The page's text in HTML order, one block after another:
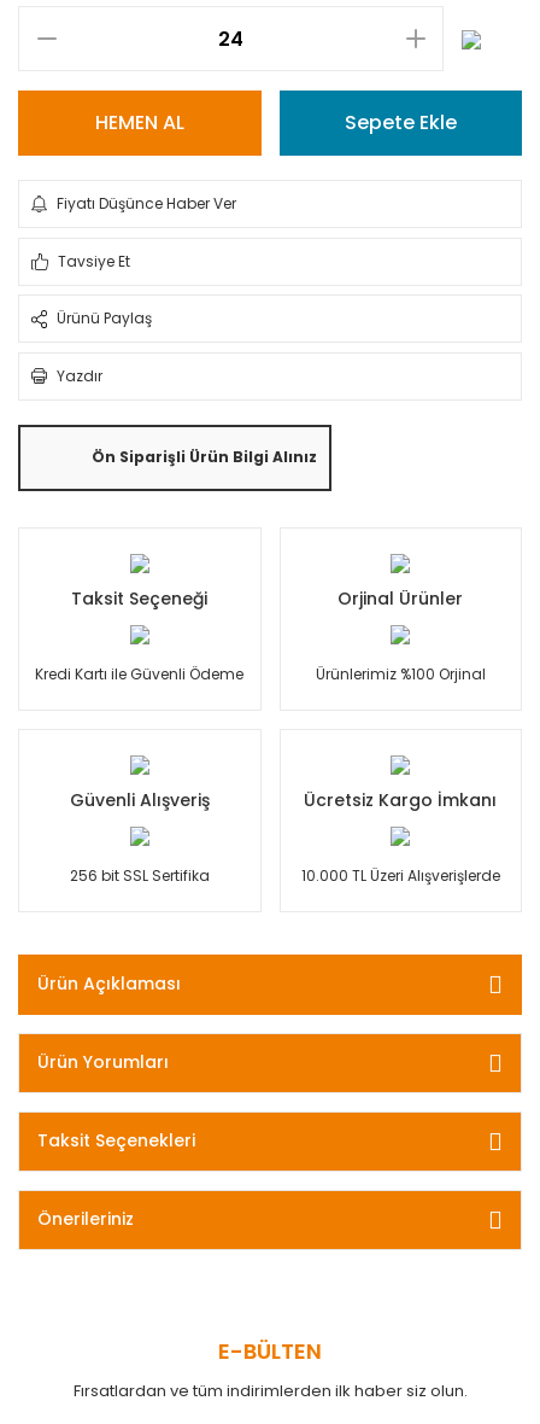
HEMEN AL Sepete Ekle
Fiyatı Düşünce Haber Ver
Tavsiye Et
Ürünü Paylaş
Yazdır
Ön Siparişli Ürün Bilgi Alınız
Taksit Seçeneği
Kredi Kartı ile Güvenli Ödeme
Orjinal Ürünler
Ürünlerimiz %100 Orjinal
Güvenli Alışveriş
256 bit SSL Sertifika
Ücretsiz Kargo İmkanı
10.000 TL Üzeri Alışverişlerde
Ürün Açıklaması
Ürün Yorumları
Taksit Seçenekleri
Önerileriniz
E-BÜLTEN
Fırsatlardan ve tüm indirimlerden ilk haber siz olun.